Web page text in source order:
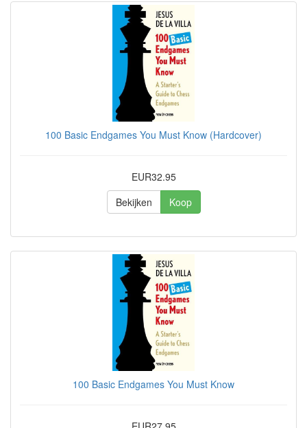
100 Basic Endgames You Must Know (Hardcover)
EUR32.95
Bekijken
Koop
100 Basic Endgames You Must Know